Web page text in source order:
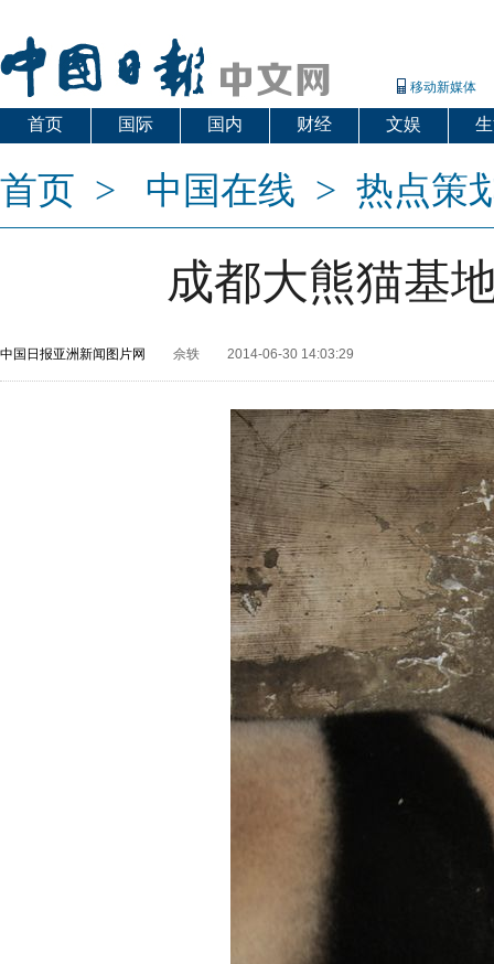
移动新媒体
首页 国际 国内 财经 文娱
首页 > 中国在线 > 热点策
成都大熊猫基
中国日报亚洲新闻图片网 佘轶 2014-06-30 14:03:29